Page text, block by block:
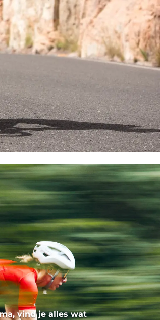
, vind je alles wat